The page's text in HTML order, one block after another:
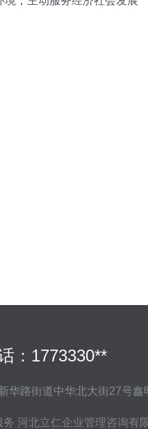
：1773330**
华路街道中华北大街27号鑫
务 河北立仁企业管理咨询有